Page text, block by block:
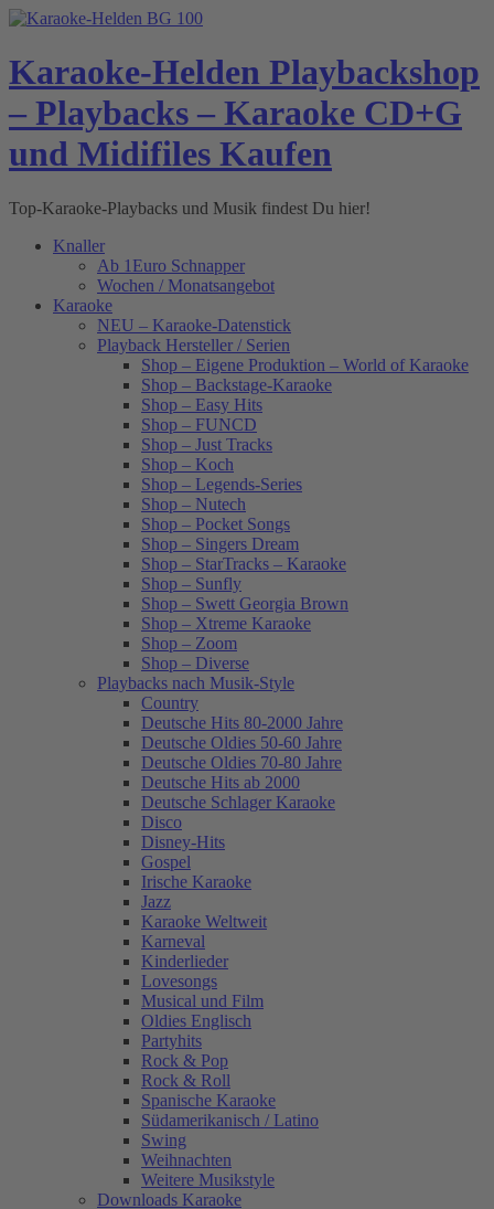
Skip
content
Karaoke-Helden Playbackshop
– Playbacks – Karaoke CD+G
und Midifiles Kaufen
Top-Karaoke-Playbacks und Musik findest Du hier!
Knaller
Ab 1Euro Schnapper
Wochen / Monatsangebot
Karaoke
NEU – Karaoke-Datenstick
Playback Hersteller / Serien
Shop – Eigene Produktion – World of Karaoke
Shop – Backstage-Karaoke
Shop – Easy Hits
Shop – FUNCD
Shop – Just Tracks
Shop – Koch
Shop – Legends-Series
Shop – Nutech
Shop – Pocket Songs
Shop – Singers Dream
Shop – StarTracks – Karaoke
Shop – Sunfly
Shop – Swett Georgia Brown
Shop – Xtreme Karaoke
Shop – Zoom
Shop – Diverse
Playbacks nach Musik-Style
Country
Deutsche Hits 80-2000 Jahre
Deutsche Oldies 50-60 Jahre
Deutsche Oldies 70-80 Jahre
Deutsche Hits ab 2000
Deutsche Schlager Karaoke
Disco
Disney-Hits
Gospel
Irische Karaoke
Jazz
Karaoke Weltweit
Karneval
Kinderlieder
Lovesongs
Musical und Film
Oldies Englisch
Partyhits
Rock & Pop
Rock & Roll
Spanische Karaoke
Südamerikanisch / Latino
Swing
Weihnachten
Weitere Musikstyle
Downloads Karaoke